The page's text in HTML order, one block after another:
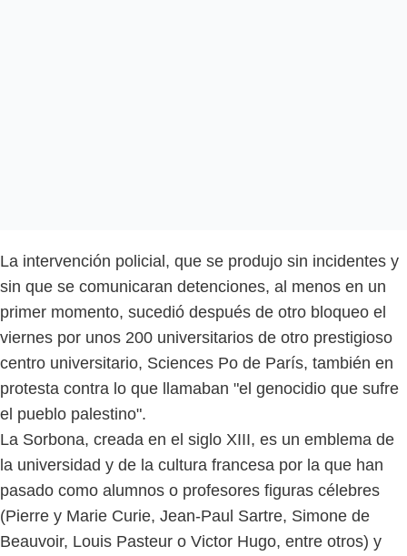
La intervención policial, que se produjo sin incidentes y
sin que se comunicaran detenciones, al menos en un
primer momento, sucedió después de otro bloqueo el
viernes por unos 200 universitarios de otro prestigioso
centro universitario, Sciences Po de París, también en
protesta contra lo que llamaban "el genocidio que sufre
el pueblo palestino".
La Sorbona, creada en el siglo XIII, es un emblema de
la universidad y de la cultura francesa por la que han
pasado como alumnos o profesores figuras célebres
(Pierre y Marie Curie, Jean-Paul Sartre, Simone de
Beauvoir, Louis Pasteur o Victor Hugo, entre otros) y